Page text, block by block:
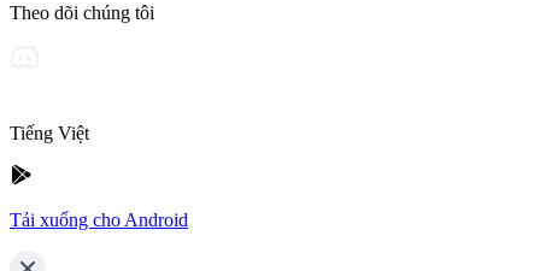
Theo dõi chúng tôi
Tiếng Việt
Tải xuống cho Android